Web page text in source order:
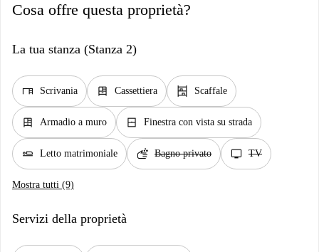
Cosa offre questa proprietà?
La tua stanza (Stanza 2)
desk Scrivania dresser Cassettiera shelves Scaffale
dresser Armadio a muro window_closed Finestra con vista su strada
airline_seat_flat Letto matrimoniale soap Bagno privato tv TV
Mostra tutti (9)
Servizi della proprietà